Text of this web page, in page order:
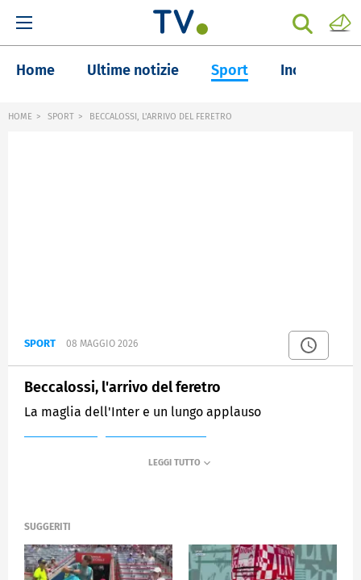
Home Ultime notizie Sport Inchieste
HOME SPORT BECCALOSSI, L'ARRIVO DEL FERETRO
SPORT 08 MAGGIO 2026
Beccalossi, l'arrivo del feretro
La maglia dell'Inter e un lungo applauso
SUGGERITI